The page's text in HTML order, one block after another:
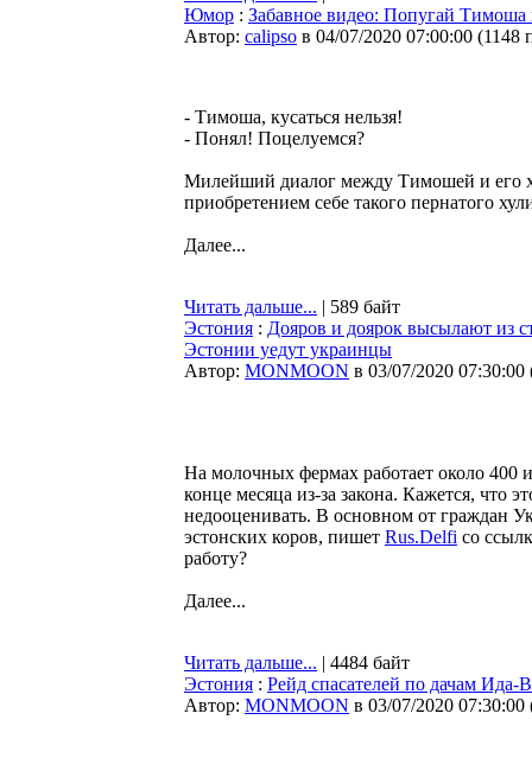
Юмор : Забавное видео: Попугай Тимоша
Автор: calipso в 04/07/2020 07:00:00 (1148
- Тимоша, кусаться нельзя!
- Понял! Поцелуемся?
Милейший диалог между Тимошей и его
приобретением себе такого пернатого
Далее...
Читать дальше... | 589 байт
Эстония : Дояров и доярок высылают из
Эстонии уедут украинцы
Автор: MONMOON в 03/07/2020 07:30:00
На молочных фермах работает около 400
конце месяца из-за закона. Кажется, что
недооценивать. В основном от граждан
эстонских коров, пишет Rus.Delfi со
работу?
Далее...
Читать дальше... | 4484 байт
Эстония : Рейд спасателей по дачам Ида-
Автор: MONMOON в 03/07/2020 07:30:00